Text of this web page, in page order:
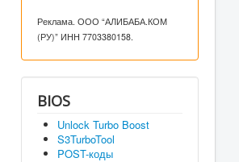
Реклама. ООО “АЛИБАБА.КОМ
(РУ)” ИНН 7703380158.
BIOS
Unlock Turbo Boost
S3TurboTool
POST-коды